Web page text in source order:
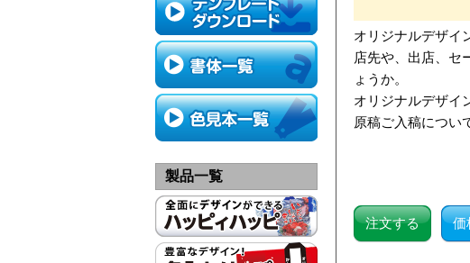
製品一覧
オリジナルデザイ
店先や、出店、セ
ょうか。
オリジナルデザイ
原稿ご入稿につい
注文する 価